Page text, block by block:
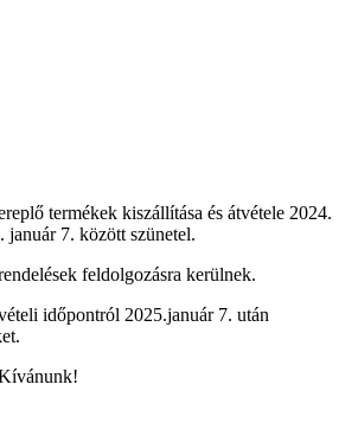
termékek kiszállítása és átvétele 2024.
január 7. között szünetel.
feldolgozásra kerülnek.
időpontról 2025.január 7. után